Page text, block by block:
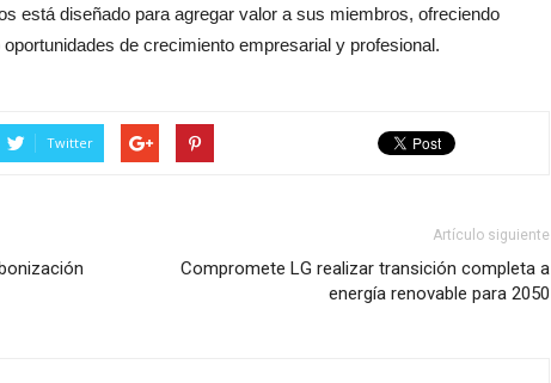
está diseñado para agregar valor a sus miembros, ofreciendo
de crecimiento empresarial y profesional.
Twitter
Artículo siguiente
Compromete LG realizar transición completa a
energía renovable para 2050